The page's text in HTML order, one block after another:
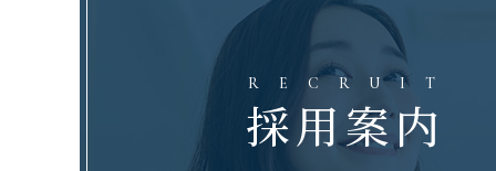
RECRUIT
採用案内